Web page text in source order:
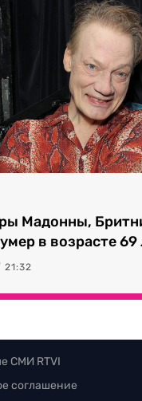
Мадонны,
в возрасте 69
СМИ RTVI
соглашение